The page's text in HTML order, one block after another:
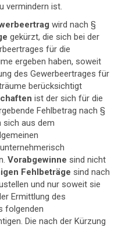
vermindern ist.
wird nach §
gekürzt, die sich bei der
für die
ergeben haben, soweit
des Gewerbeertrages für
berücksichtigt
ist der sich für die
Fehlbetrag nach §
sich aus dem
Vorabgewinne sind nicht
Fehlbeträge sind nach
und nur soweit sie
Ermittlung des
folgenden
Die nach der Kürzung